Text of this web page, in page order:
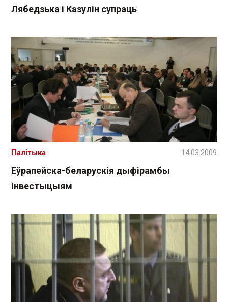
Лябедзька і Казулін супраць
Еўрапейска-беларускія дыфірамбы
інвестыцыям
Палітыка 14.03.2009